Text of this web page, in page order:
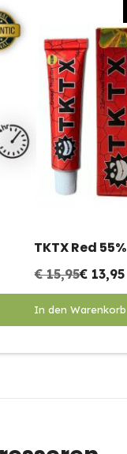
TKTX Red 55%
€15,95€ 13,95
In den Warenkorb